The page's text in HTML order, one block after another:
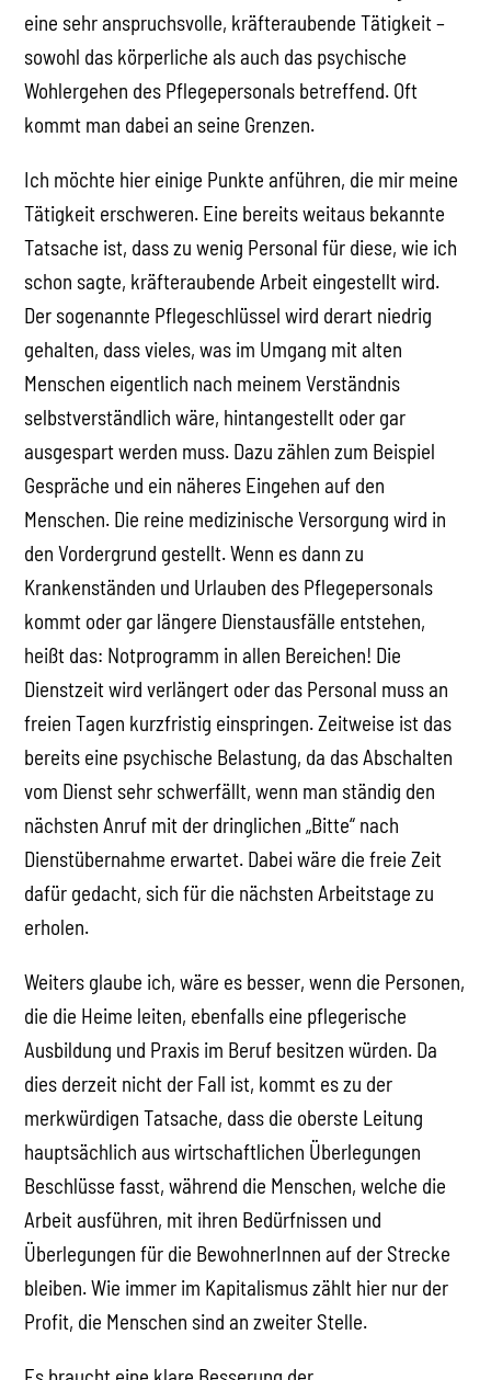
eine sehr anspruchsvolle, kräfteraubende Tätigkeit –
sowohl das körperliche als auch das psychische
Wohlergehen des Pflegepersonals betreffend. Oft
kommt man dabei an seine Grenzen.
Ich möchte hier einige Punkte anführen, die mir meine
Tätigkeit erschweren. Eine bereits weitaus bekannte
Tatsache ist, dass zu wenig Personal für diese, wie ich
schon sagte, kräfteraubende Arbeit eingestellt wird.
Der sogenannte Pflegeschlüssel wird derart niedrig
gehalten, dass vieles, was im Umgang mit alten
Menschen eigentlich nach meinem Verständnis
selbstverständlich wäre, hintangestellt oder gar
ausgespart werden muss. Dazu zählen zum Beispiel
Gespräche und ein näheres Eingehen auf den
Menschen. Die reine medizinische Versorgung wird in
den Vordergrund gestellt. Wenn es dann zu
Krankenständen und Urlauben des Pflegepersonals
kommt oder gar längere Dienstausfälle entstehen,
heißt das: Notprogramm in allen Bereichen! Die
Dienstzeit wird verlängert oder das Personal muss an
freien Tagen kurzfristig einspringen. Zeitweise ist das
bereits eine psychische Belastung, da das Abschalten
vom Dienst sehr schwerfällt, wenn man ständig den
nächsten Anruf mit der dringlichen „Bitte“ nach
Dienstübernahme erwartet. Dabei wäre die freie Zeit
dafür gedacht, sich für die nächsten Arbeitstage zu
erholen.
Weiters glaube ich, wäre es besser, wenn die Personen,
die die Heime leiten, ebenfalls eine pflegerische
Ausbildung und Praxis im Beruf besitzen würden. Da
dies derzeit nicht der Fall ist, kommt es zu der
merkwürdigen Tatsache, dass die oberste Leitung
hauptsächlich aus wirtschaftlichen Überlegungen
Beschlüsse fasst, während die Menschen, welche die
Arbeit ausführen, mit ihren Bedürfnissen und
Überlegungen für die BewohnerInnen auf der Strecke
bleiben. Wie immer im Kapitalismus zählt hier nur der
Profit, die Menschen sind an zweiter Stelle.